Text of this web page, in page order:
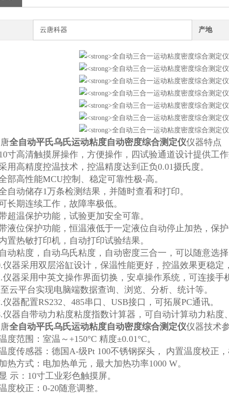
云唐科器 产地
全自动平氏乌氏运动粘度自动密度综合测定仪仪器特点
高清触摸屏操作，方便操作，四试验通道设计提供工作
高精度控温技术，控温精度达到正负0.01摄氏度。
高性能MCU控制、稳定可靠性极-高。
动储存1万条检测结果，并随时查看和打印。
期连续工作，故障率极低。
温保护功能，试验更加安全可靠。
位保护功能，恒温液低于一定液位自动停止加热，保护
热敏打印机，自动打印试验结果。
粘度，自动乌氏粘度，自动密度三合一，可以随意选择
采用双层浴缸设计，保温性能更好，控温效果更稳定
采用中英文操作界面切换，安卓操作系统，可连接手
云平台实现电脑端数据查询、浏览、分析、统计等。
配置RS232、485串口、USB接口，可拓展PC通讯。
自带动力粘度粘度指数计算器，可自动计算动力粘度
全自动平氏乌氏运动粘度自动密度综合测定仪仪器技术
范围：室温～+150°C 精度±0.01°C。
传感器：德国A-级Pt 100不锈钢探头， 内置温度校正，
方式：电加热单元，最大加热功率1000 W。
：10寸工业彩色触摸屏。
校正：0-20随意调整。